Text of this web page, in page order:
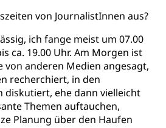
von JournalistInnen aus?
ich fange meist um 07.00
ca. 19.00 Uhr. Am Morgen ist
von anderen Medien angesagt,
recherchiert, in den
diskutiert, ehe dann vielleicht
Themen auftauchen,
Planung über den Haufen